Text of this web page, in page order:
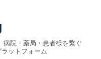
病院・薬局・患者様を繋ぐ
ットフォーム